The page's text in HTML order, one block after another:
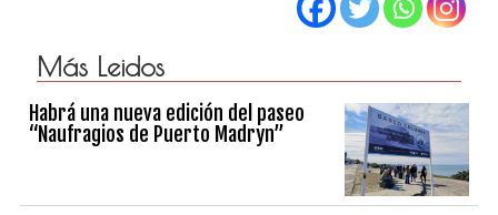
Más Leidos
Habrá una nueva edición del paseo
“Naufragios de Puerto Madryn”